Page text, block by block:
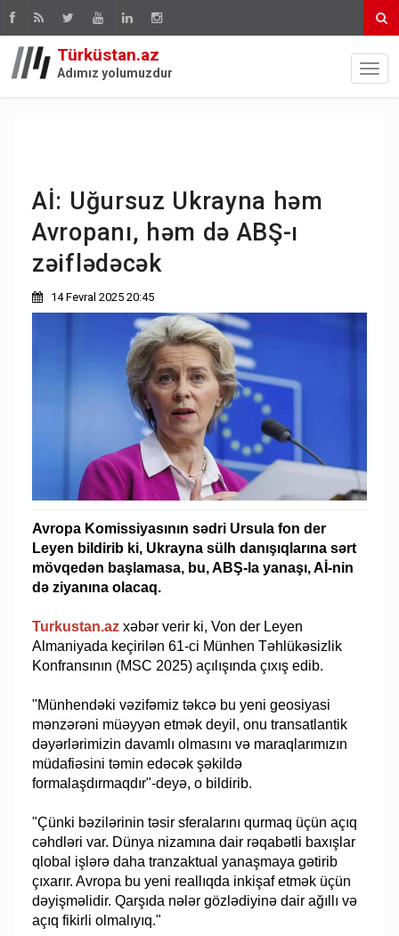
Türküstan.az
Adımız yolumuzdur
Aİ: Uğursuz Ukrayna həm
Avropanı, həm də ABŞ-ı
zəiflədəcək
14 Fevral 2025 20:45
Avropa Komissiyasının sədri Ursula fon der
Leyen bildirib ki, Ukrayna sülh danışıqlarına sərt
mövqedən başlamasa, bu, ABŞ-la yanaşı, Aİ-nin
də ziyanına olacaq.
Turkustan.azxəbər verir ki, Von der Leyen
Almaniyada keçirilən 61-ci Münhen Təhlükəsizlik
Konfransının (MSC 2025) açılışında çıxış edib.
"Münhendəki vəzifəmiz təkcə bu yeni geosiyasi
mənzərəni müəyyən etmək deyil, onu transatlantik
dəyərlərimizin davamlı olmasını və maraqlarımızın
müdafiəsini təmin edəcək şəkildə
formalaşdırmaqdır"-deyə, o bildirib.
"Çünki bəzilərinin təsir sferalarını qurmaq üçün açıq
cəhdləri var. Dünya nizamına dair rəqabətli baxışlar
qlobal işlərə daha tranzaktual yanaşmaya gətirib
çıxarır. Avropa bu yeni reallıqda inkişaf etmək üçün
dəyişməlidir. Qarşıda nələr gözlədiyinə dair ağıllı və
açıq fikirli olmalıyıq."